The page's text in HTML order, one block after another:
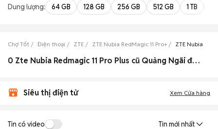
Dung lượng: 64 GB 128 GB 256 GB 512 GB 1 TB
Chợ Tốt Điện thoại ZTE ZTE Nubia RedMagic 11 Pro+ ZTE Nubia
0 Zte Nubia Redmagic 11 Pro Plus cũ Quảng Ngãi đẹp
Siêu thị điện tử Xem Cửa hàng
Tin có video Tin mới nhất